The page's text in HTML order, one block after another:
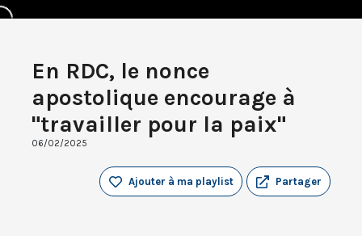
En RDC, le nonce
apostolique encourage à
"travailler pour la paix"
06/02/2025
Partager
Ajouter à ma playlist